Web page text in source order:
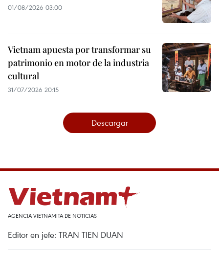
01/08/2026 03:00
Vietnam apuesta por transformar su
patrimonio en motor de la industria
cultural
31/07/2026 20:15
Descargar
AGENCIA VIETNAMITA DE NOTICIAS
Editor en jefe: TRAN TIEN DUAN